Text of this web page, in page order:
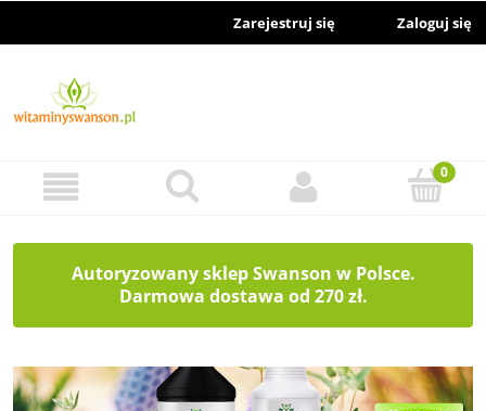
Zarejestruj się Zaloguj się
Autoryzowany sklep Swanson w Polsce.
Darmowa dostawa od 270 zł.